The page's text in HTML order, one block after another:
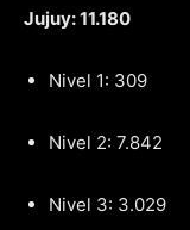
Jujuy: 11.180
Nivel 1: 309
Nivel 2: 7.842
Nivel 3: 3.029